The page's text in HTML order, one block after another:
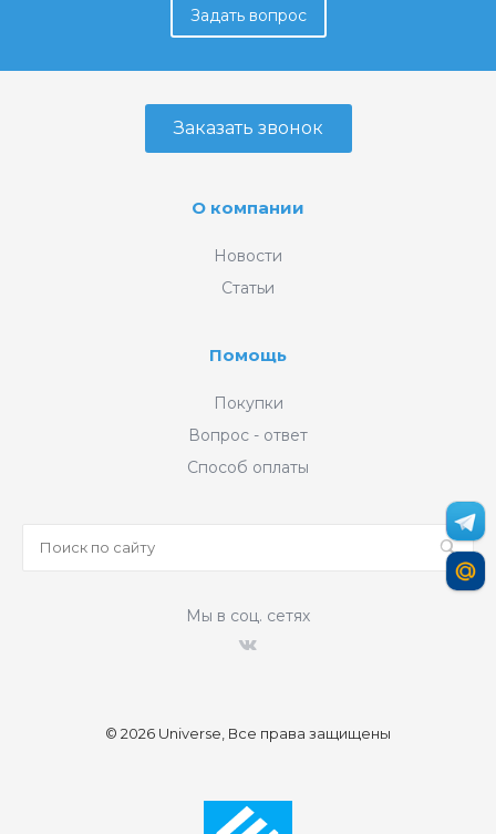
Задать вопрос
Заказать звонок
О компании
Новости
Статьи
Помощь
Покупки
Вопрос - ответ
Способ оплаты
Мы в соц. сетях
© 2026 Universe, Все права защищены